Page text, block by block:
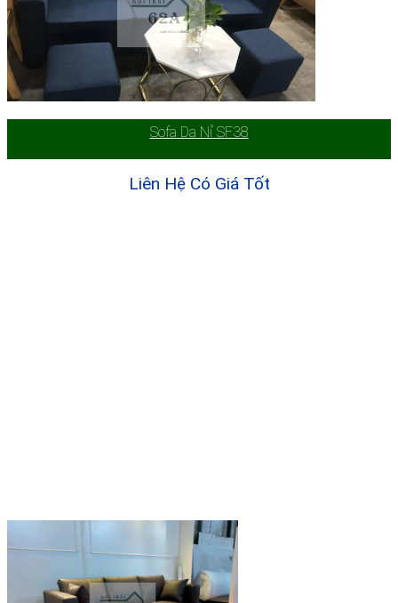
Sofa Da Nỉ SF38
Liên Hệ Có Giá Tốt